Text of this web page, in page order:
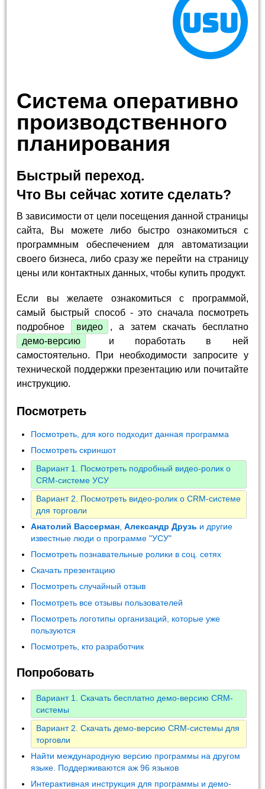
Система оперативно
производственного
планирования
Быстрый переход.
Что Вы сейчас хотите сделать?
В зависимости от цели посещения данной страницы
сайта, Вы можете либо быстро ознакомиться с
программным обеспечением для автоматизации
своего бизнеса, либо сразу же перейти на страницу
цены или контактных данных, чтобы купить продукт.
Если вы желаете ознакомиться с программой,
самый быстрый способ - это сначала посмотреть
подробное
видео
, а затем скачать бесплатно
демо-версию
и поработать в ней
самостоятельно. При необходимости запросите у
технической поддержки презентацию или почитайте
инструкцию.
Посмотреть
Посмотреть, для кого подходит данная программа
Посмотреть скриншот
Вариант 1. Посмотреть подробный видео-ролик о
CRM-системе УСУ
Вариант 2. Посмотреть видео-ролик о CRM-системе
для торговли
Анатолий Вассерман ,Александр Друзь и другие
известные люди о программе "УСУ"
Посмотреть познавательные ролики в соц. сетях
Скачать презентацию
Посмотреть случайный отзыв
Посмотреть все отзывы пользователей
Посмотреть логотипы организаций, которые уже
пользуются
Посмотреть, кто разработчик
Попробовать
Вариант 1. Скачать бесплатно демо-версию CRM-
системы
Вариант 2. Скачать демо-версию CRM-системы для
торговли
Найти международную версию программы на другом
языке. Поддерживаются аж 96 языков
Интерактивная инструкция для программы и демо-